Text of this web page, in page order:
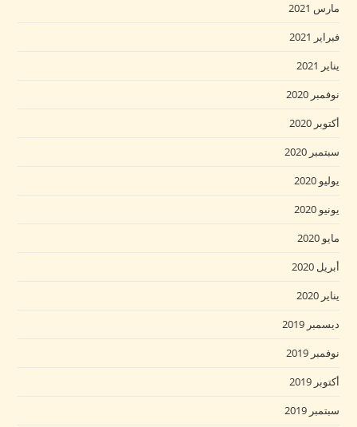
مارس 2021
فبراير 2021
يناير 2021
نوفمبر 2020
أكتوبر 2020
سبتمبر 2020
يوليو 2020
يونيو 2020
مايو 2020
أبريل 2020
يناير 2020
ديسمبر 2019
نوفمبر 2019
أكتوبر 2019
سبتمبر 2019